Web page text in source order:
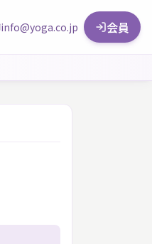
info@yoga.co.jp 会員